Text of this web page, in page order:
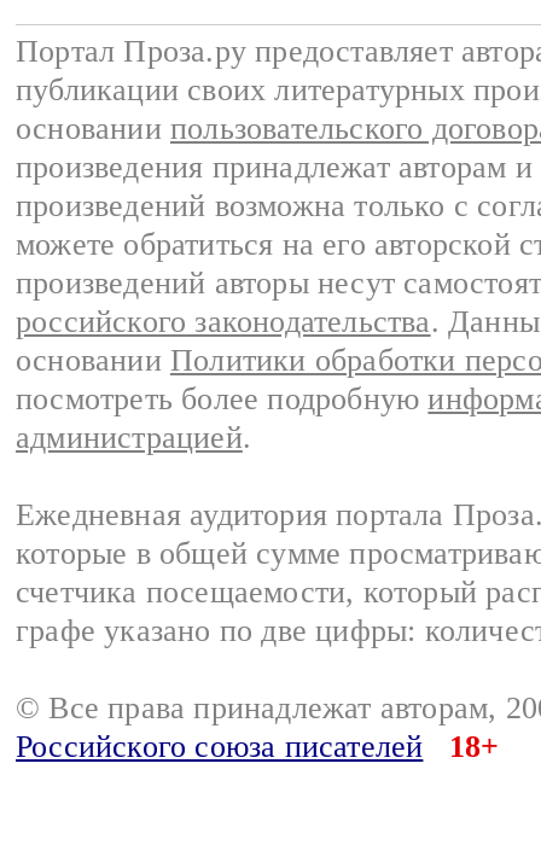
Портал Проза.ру предоставляет
публикации своих литературных
основании пользовательского
произведения принадлежат авторам
произведений возможна только с
можете обратиться на его авторской
произведений авторы несут
российского законодательства.
основании Политики обработки
посмотреть более подробную
администрацией.
Ежедневная аудитория портала
которые в общей сумме
счетчика посещаемости, который
графе указано по две цифры:
© Все права принадлежат авторам,
Российского союза писателей
18+